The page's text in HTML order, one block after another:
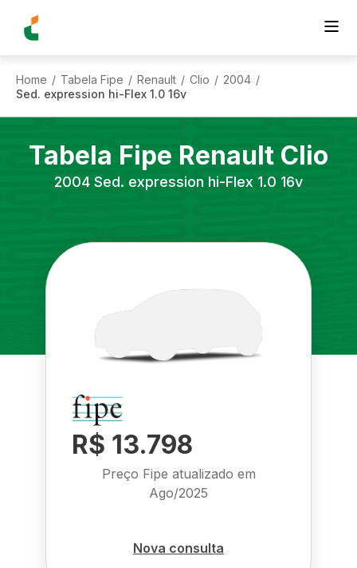
Home / Tabela Fipe / Renault / Clio / 2004 /
Sed. expression hi-Flex 1.0 16v
Tabela Fipe Renault Clio
2004 Sed. expression hi-Flex 1.0 16v
R$ 13.798
Preço Fipe atualizado em
Ago/2025
Nova consulta